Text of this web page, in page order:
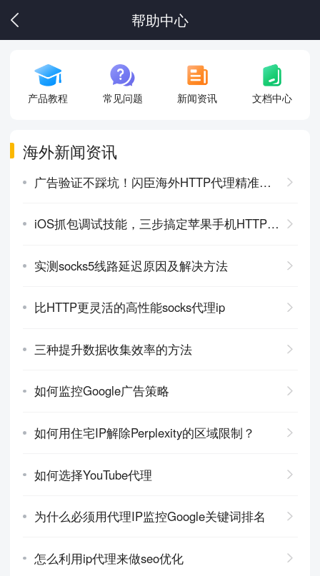
帮助中心
产品教程 常见问题 新闻资讯 文档中心
海外新闻资讯
广告验证不踩坑！闪臣海外HTTP代理精准投放
iOS抓包调试技能，三步搞定苹果手机HTTP配置代理
实测socks5线路延迟原因及解决方法
比HTTP更灵活的高性能socks代理ip
三种提升数据收集效率的方法
如何监控Google广告策略
如何用住宅IP解除Perplexity的区域限制？
如何选择YouTube代理
为什么必须用代理IP监控Google关键词排名
怎么利用ip代理来做seo优化